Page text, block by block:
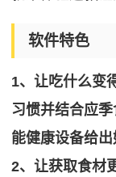
软件特色
1、让吃什么变
习惯并结合应
能健康设备给出
2、让获取食材